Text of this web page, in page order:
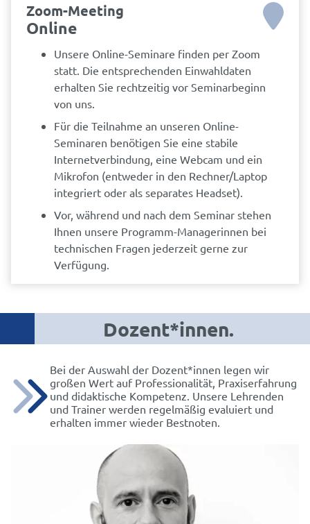
Zoom-Meeting
Online
Unsere Online-Seminare finden per Zoom
statt. Die entsprechenden Einwahldaten
erhalten Sie rechtzeitig vor Seminarbeginn
von uns.
Für die Teilnahme an unseren Online-
Seminaren benötigen Sie eine stabile
Internetverbindung, eine Webcam und ein
Mikrofon (entweder in den Rechner/Laptop
integriert oder als separates Headset).
Vor, während und nach dem Seminar stehen
Ihnen unsere Programm-Managerinnen bei
technischen Fragen jederzeit gerne zur
Verfügung.
Dozent*innen.
Bei der Auswahl der Dozent*innen legen wir
großen Wert auf Professionalität, Praxiserfahrung
und didaktische Kompetenz. Unsere Lehrenden
und Trainer werden regelmäßig evaluiert und
erhalten immer wieder Bestnoten.